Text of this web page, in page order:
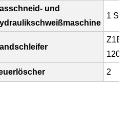
und
1
Z1E-
1200
2